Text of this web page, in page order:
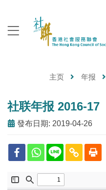
主页 年报
社联年报 2016-17
發布日期: 2019-04-26